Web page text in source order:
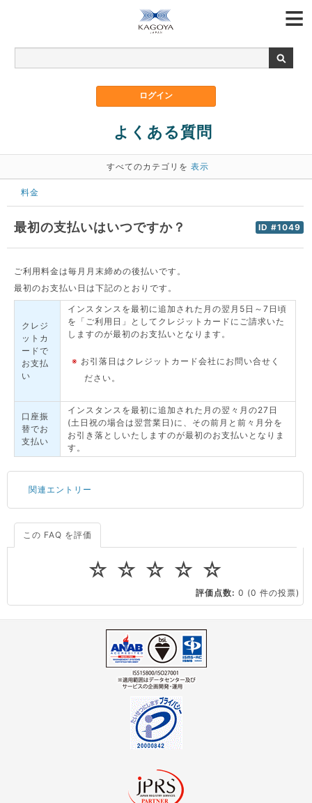
よくある質問
すべてのカテゴリを 表示
料金
ID #1049
最初の支払いはいつですか？
ご利用料金は毎月月末締めの後払いです。
最初のお支払い日は下記のとおりです。
クレジ
ットカ
ードで
お支払
い
インスタンスを最初に追加された月の翌月5日～7日頃
を「ご利用日」としてクレジットカードにご請求いた
しますのが最初のお支払いとなります。
※ お引落日はクレジットカード会社にお問い合せく
ださい。
口座振
替でお
支払い
インスタンスを最初に追加された月の翌々月の27日
(土日祝の場合は翌営業日)に、その前月と前々月分を
お引き落としいたしますのが最初のお支払いとなりま
す。
関連エントリー
サーバーが重いので調査してほしい
CPUやメモリをアップグレードしたい
この FAQ を評価
☆
☆
☆
☆
☆
評価点数: 0 (0 件の投票)